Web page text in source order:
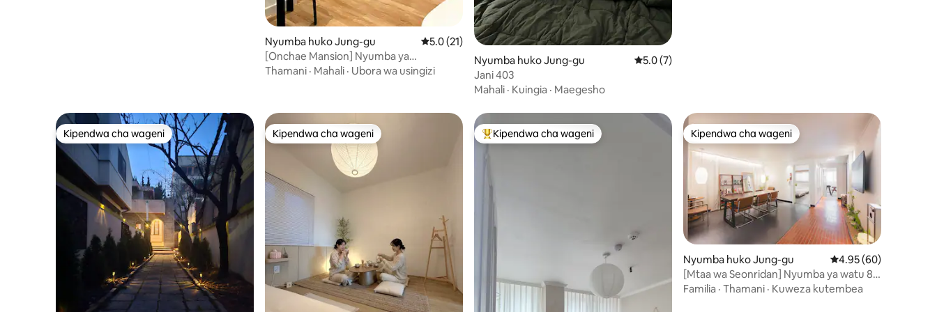
Nyumba huko Jung-gu Ukadiriaji wa wastani wa 5.0 kati ya 5, tathmini 21
5.0 (21)
[Onchae Mansion] Nyumba ya
kujitegemea ya 25 pyeong, mtindo wa
Thamani · Mahali · Ubora wa usingizi
Nyumba huko Jung-gu Ukadiriaji wa wastani wa 5.0 kati ya 5, tathmini 7
5.0 (7)
Jani 403
Mahali · Kuingia · Maegesho
Kipendwa cha wageni
Kipendwa cha wageni Kipendwa cha wageni
Kipendwa cha wageni Kipendwa maarufu cha wageni
Kipendwa cha wageni Kipendwa cha wageni
Kipendwa cha wageni
Nyumba huko Jung-gu Ukadiriaji wa wastani
4.95 (60)
[Mtaa wa Seonridan] Nyumba ya watu 8.
Seongsimdang. Mtaa wa Seonhwa. Duka
Familia · Thamani · Kuweza kutembea